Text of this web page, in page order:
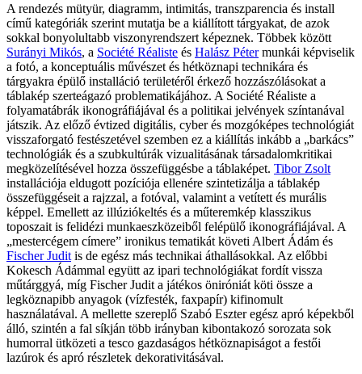
A rendezés mütyür, diagramm, intimitás, transzparencia és install
című kategóriák szerint mutatja be a kiállított tárgyakat, de azok
sokkal bonyolultabb viszonyrendszert képeznek. Többek között
Surányi Mikós, a Société Réaliste és Halász Pétermunkái képviselik
a fotó, a konceptuális művészet és hétköznapi technikára és
tárgyakra épülő installáció területéről érkező hozzászólásokat a
táblakép szerteágazó problematikájához. A Société Réaliste a
folyamatábrák ikonográfiájával és a politikai jelvények színtanával
játszik. Az előző évtized digitális, cyber és mozgóképes technológiát
visszaforgató festészetével szemben ez a kiállítás inkább a „barkács”
technológiák és a szubkultúrák vizualitásának társadalomkritikai
megközelítésével hozza összefüggésbe a táblaképet. Tibor Zsolt
installációja eldugott pozíciója ellenére szintetizálja a táblakép
összefüggéseit a rajzzal, a fotóval, valamint a vetített és murális
képpel. Emellett az illúziókeltés és a műteremkép klasszikus
toposzait is felidézi munkaeszközeiből felépülő ikonográfiájával. A
„mestercégem címere” ironikus tematikát követi Albert Ádám és
Fischer Judit is de egész más technikai áthallásokkal. Az előbbi
Kokesch Ádámmal együtt az ipari technológiákat fordít vissza
műtárggyá, míg Fischer Judit a játékos öniróniát köti össze a
legköznapibb anyagok (vízfesték, faxpapír) kifinomult
használatával. A mellette szereplő Szabó Eszter egész apró képekből
álló, szintén a fal síkján több irányban kibontakozó sorozata sok
humorral ütközeti a tesco gazdaságos hétköznapiságot a festői
lazúrok és apró részletek dekorativitásával.